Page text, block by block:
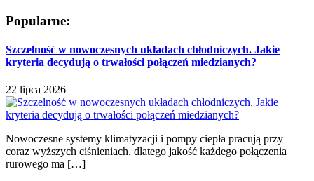
Popularne:
Szczelność w nowoczesnych układach chłodniczych. Jakie
kryteria decydują o trwałości połączeń miedzianych?
22 lipca 2026
Nowoczesne systemy klimatyzacji i pompy ciepła pracują przy
coraz wyższych ciśnieniach, dlatego jakość każdego połączenia
rurowego ma […]